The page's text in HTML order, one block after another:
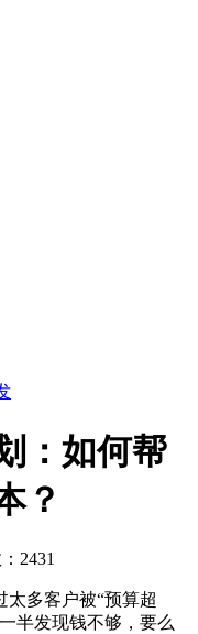
：如何帮
？
2431
多客户被“预算超
半发现钱不够，要么